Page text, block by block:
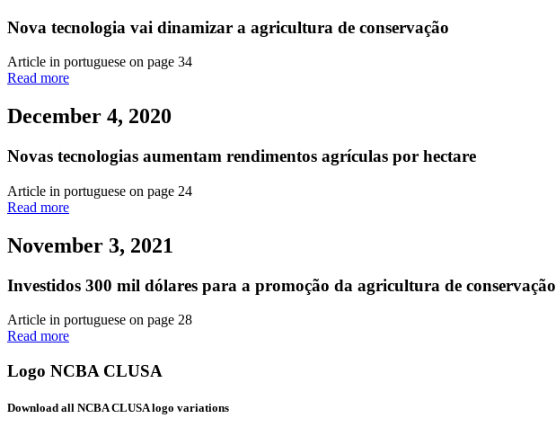
Nova tecnologia vai dinamizar a agricultura de conservação
Article in portuguese on page 34
Read more
December 4, 2020
Novas tecnologias aumentam rendimentos agrículas por hectare
Article in portuguese on page 24
Read more
November 3, 2021
Investidos 300 mil dólares para a promoção da agricultura de conservação
Article in portuguese on page 28
Read more
Logo NCBA CLUSA
Download all NCBA CLUSA logo variations